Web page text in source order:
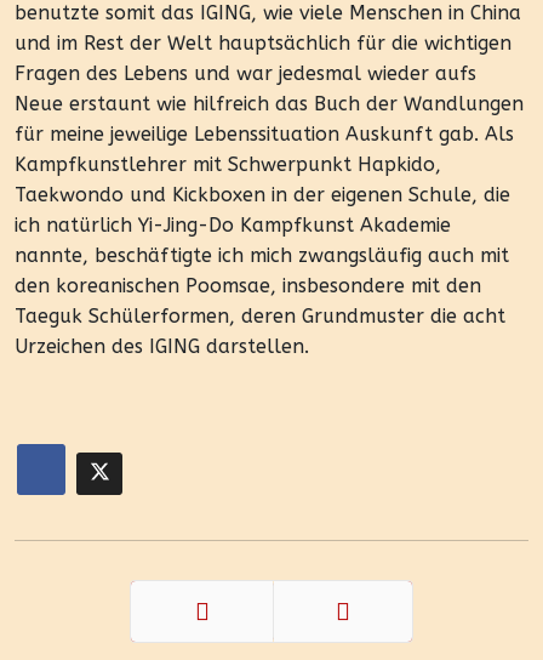
benutzte somit das IGING, wie viele Menschen in China
und im Rest der Welt hauptsächlich für die wichtigen
Fragen des Lebens und war jedesmal wieder aufs
Neue erstaunt wie hilfreich das Buch der Wandlungen
für meine jeweilige Lebenssituation Auskunft gab. Als
Kampfkunstlehrer mit Schwerpunkt Hapkido,
Taekwondo und Kickboxen in der eigenen Schule, die
ich natürlich Yi-Jing-Do Kampfkunst Akademie
nannte, beschäftigte ich mich zwangsläufig auch mit
den koreanischen Poomsae, insbesondere mit den
Taeguk Schülerformen, deren Grundmuster die acht
Urzeichen des IGING darstellen.